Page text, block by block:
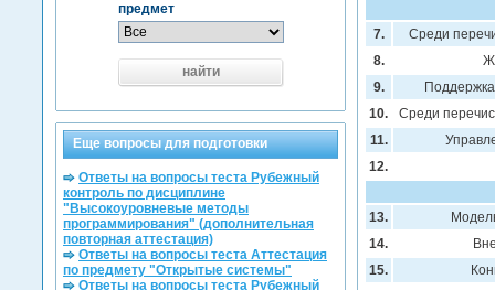
7.
Среди
8.
9.
10.
Среди
11.
12.
13.
14.
15.
предмет
найти
Еще вопросы для подготовки
Ответы на вопросы теста Рубежный
контроль по дисциплине
"Высокоуровневые методы
программирования" (дополнительная
повторная аттестация)
Ответы на вопросы теста Аттестация
по предмету "Открытые системы"
Ответы на вопросы теста Рубежный